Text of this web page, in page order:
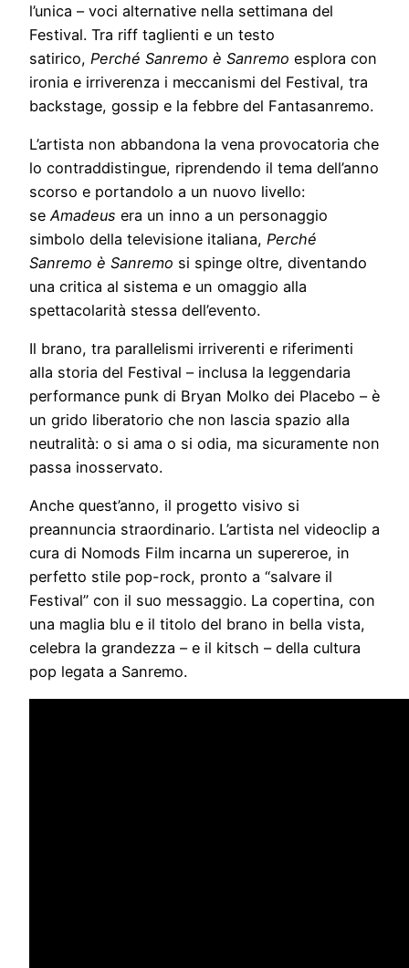
l’unica – voci alternative nella settimana del
Festival. Tra riff taglienti e un testo
satirico, Perché Sanremo è Sanremo esplora con
ironia e irriverenza i meccanismi del Festival, tra
backstage, gossip e la febbre del Fantasanremo.
L’artista non abbandona la vena provocatoria che
lo contraddistingue, riprendendo il tema dell’anno
scorso e portandolo a un nuovo livello:
se Amadeus era un inno a un personaggio
simbolo della televisione italiana, Perché
Sanremo è Sanremo si spinge oltre, diventando
una critica al sistema e un omaggio alla
spettacolarità stessa dell’evento.
Il brano, tra parallelismi irriverenti e riferimenti
alla storia del Festival – inclusa la leggendaria
performance punk di Bryan Molko dei Placebo – è
un grido liberatorio che non lascia spazio alla
neutralità: o si ama o si odia, ma sicuramente non
passa inosservato.
Anche quest’anno, il progetto visivo si
preannuncia straordinario. L’artista nel videoclip a
cura di Nomods Film incarna un supereroe, in
perfetto stile pop-rock, pronto a “salvare il
Festival” con il suo messaggio. La copertina, con
una maglia blu e il titolo del brano in bella vista,
celebra la grandezza – e il kitsch – della cultura
pop legata a Sanremo.